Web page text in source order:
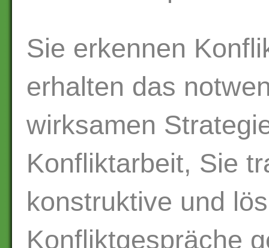
Sie erkennen
erhalten das
wirksamen
Konfliktarbeit, Sie
konstruktive und
Konfliktgespräche